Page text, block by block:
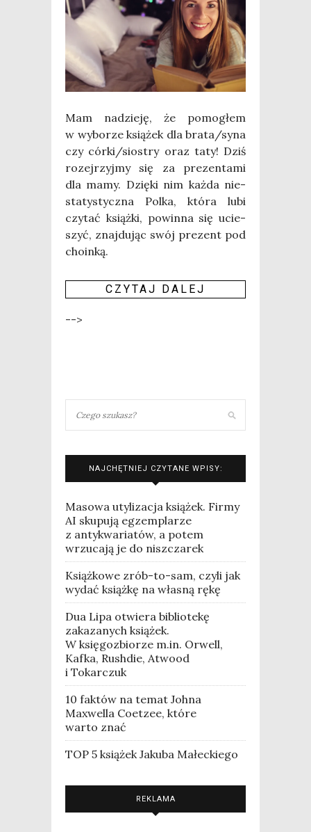
Mam nadzie­ję, że pomo­głem
w wybo­rze ksią­żek dla brata/syna
czy córki/siostry oraz taty! Dziś
rozej­rzyj­my się za pre­zen­ta­mi
dla mamy. Dzię­ki nim każ­da nie­
sta­ty­stycz­na Polka, któ­ra lubi
czy­tać książ­ki, powin­na się ucie­
szyć, znaj­du­jąc swój pre­zent pod
choinką.
CZY­TAJ DALEJ
-->
NAJCHĘTNIEJ CZYTANE WPISY:
Masowa utylizacja książek. Firmy
AI skupują egzemplarze
z antykwariatów, a potem
wrzucają je do niszczarek
Książkowe zrób-to-sam, czyli jak
wydać książkę na własną rękę
Dua Lipa otwiera bibliotekę
zakazanych książek.
W księgozbiorze m.in. Orwell,
Kafka, Rushdie, Atwood
i Tokarczuk
10 faktów na temat Johna
Maxwella Coetzee, które
warto znać
TOP 5 książek Jakuba Małeckiego
REKLAMA